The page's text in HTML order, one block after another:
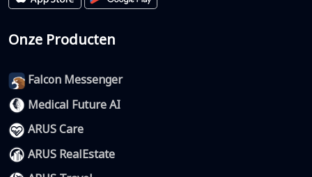
Onze Producten
Falcon Messenger
Medical Future AI
ARUS Care
ARUS RealEstate